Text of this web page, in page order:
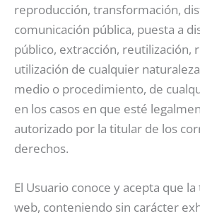
reproducción, transformación,
comunicación pública, puesta a
público, extracción, reutilización,
utilización de cualquier
medio o procedimiento, de
en los casos en que esté
autorizado por la titular de los
derechos.
El Usuario conoce y acepta que
web, conteniendo sin carácter